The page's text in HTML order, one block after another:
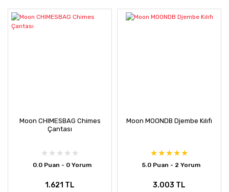
Moon CHIMESBAG Chimes
Çantası
0.0 Puan - 0 Yorum
1.621 TL
Moon MOONDB Djembe Kılıfı
5.0 Puan - 2 Yorum
3.003 TL